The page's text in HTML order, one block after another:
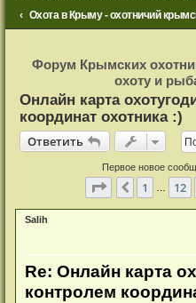
Охота в Крыму - охотничий
с
т
р
ц
и
Форум Крымских
охоту и
Онлайн карта
координат охотника :)
Ответить
Ответить
Первое новое
Страница 14из
Пред.
1 12
Salih
Re: Онлайн карта
контролем